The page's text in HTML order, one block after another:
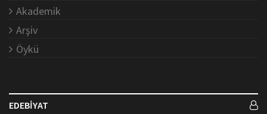
Akademik
Arşiv
Öykü
EDEBİYAT